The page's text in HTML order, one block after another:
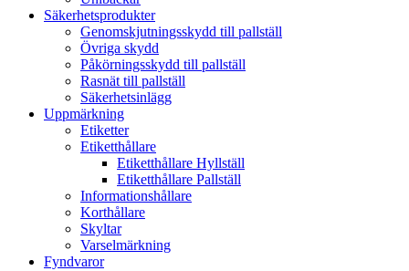
Säkerhetsprodukter
Genomskjutningsskydd till pallställ
Övriga skydd
Påkörningsskydd till pallställ
Rasnät till pallställ
Säkerhetsinlägg
Uppmärkning
Etiketter
Etiketthållare
Etiketthållare Hyllställ
Etiketthållare Pallställ
Informationshållare
Korthållare
Skyltar
Varselmärkning
Fyndvaror